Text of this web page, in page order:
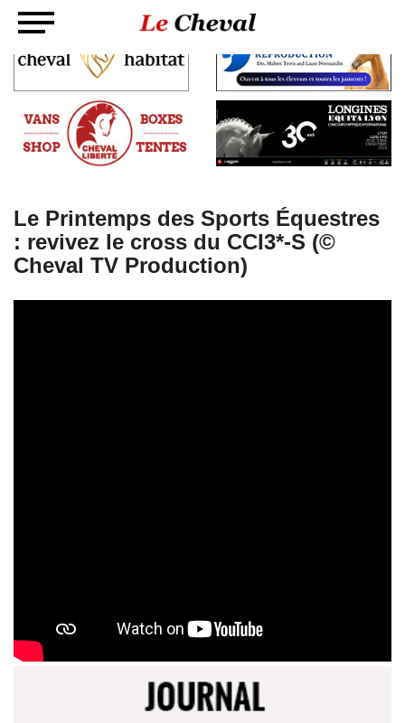
Le Printemps des Sports Équestres
: revivez le cross du CCI3*-S (©
Cheval TV Production)